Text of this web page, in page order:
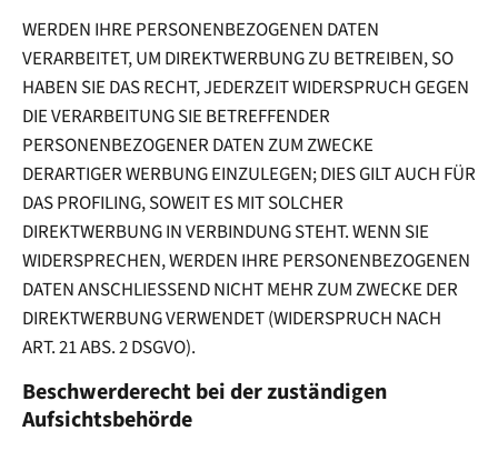
WERDEN IHRE PERSONENBEZOGENEN DATEN
VERARBEITET, UM DIREKTWERBUNG ZU BETREIBEN, SO
HABEN SIE DAS RECHT, JEDERZEIT WIDERSPRUCH GEGEN
DIE VERARBEITUNG SIE BETREFFENDER
PERSONENBEZOGENER DATEN ZUM ZWECKE
DERARTIGER WERBUNG EINZULEGEN; DIES GILT AUCH FÜR
DAS PROFILING, SOWEIT ES MIT SOLCHER
DIREKTWERBUNG IN VERBINDUNG STEHT. WENN SIE
WIDERSPRECHEN, WERDEN IHRE PERSONENBEZOGENEN
DATEN ANSCHLIESSEND NICHT MEHR ZUM ZWECKE DER
DIREKTWERBUNG VERWENDET (WIDERSPRUCH NACH
ART. 21 ABS. 2 DSGVO).
Beschwerde­recht bei der zuständigen
Aufsichts­behörde